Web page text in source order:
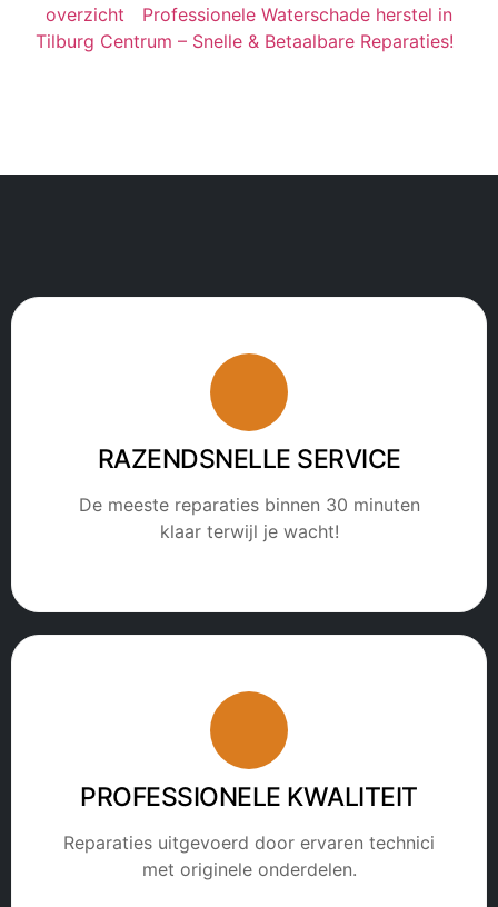
overzicht
Professionele Waterschade herstel in
Tilburg Centrum – Snelle & Betaalbare Reparaties!
RAZENDSNELLE SERVICE
De meeste reparaties binnen 30 minuten
klaar terwijl je wacht!
PROFESSIONELE KWALITEIT
Reparaties uitgevoerd door ervaren technici
met originele onderdelen.